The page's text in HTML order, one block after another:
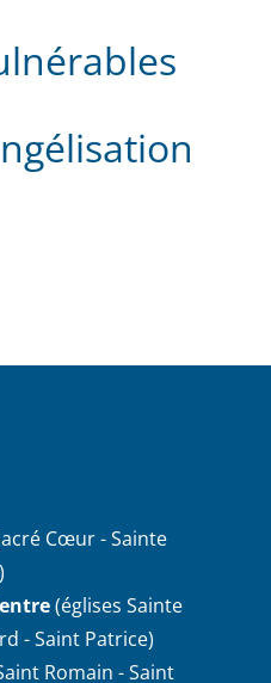
Cœur - Sainte
(églises Sainte
- Saint Patrice)
Romain - Saint